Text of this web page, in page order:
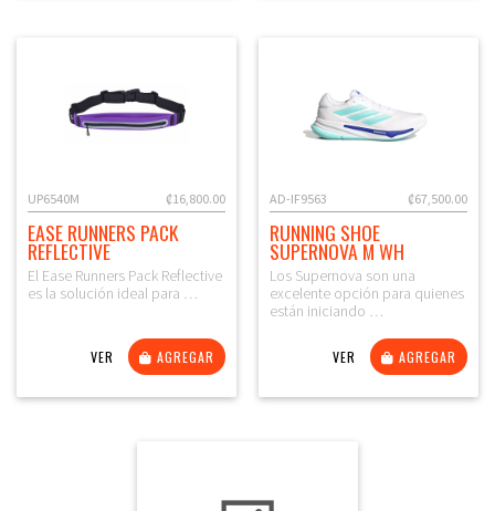
₡16,800.00
UP6540M
EASE RUNNERS PACK
REFLECTIVE
El Ease Runners Pack Reflective
es la solución ideal para …
VER AGREGAR
₡67,500.00
AD-IF9563
RUNNING SHOE
SUPERNOVA M WH
Los Supernova son una
excelente opción para quienes
están iniciando …
VER AGREGAR